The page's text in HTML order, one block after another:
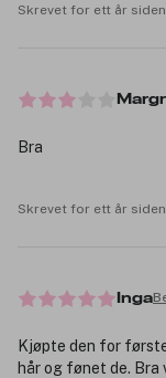
Skrevet for ett år
Bra
Skrevet for ett år
Inga
Kjøpte den for
hår og fønet de. Bra